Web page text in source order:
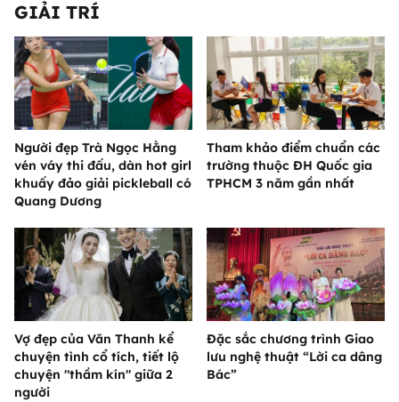
GIẢI TRÍ
Người đẹp Trà Ngọc Hằng
vén váy thi đấu, dàn hot girl
khuấy đảo giải pickleball có
Quang Dương
Tham khảo điểm chuẩn các
trường thuộc ĐH Quốc gia
TPHCM 3 năm gần nhất
Vợ đẹp của Văn Thanh kể
chuyện tình cổ tích, tiết lộ
chuyện "thầm kín" giữa 2
người
Đặc sắc chương trình Giao
lưu nghệ thuật “Lời ca dâng
Bác”